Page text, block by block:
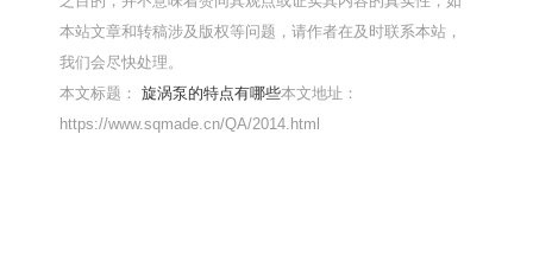
本站文章和转稿涉及版权等问题，请作者在及时联系本站，
我们会尽快处理。
本文标题：旋涡泵的特点有哪些本文地址：
https://www.sqmade.cn/QA/2014.html